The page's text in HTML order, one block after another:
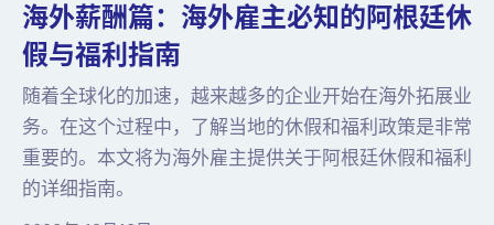
海外薪酬篇：海外雇主必知的阿根廷休
假与福利指南
随着全球化的加速，越来越多的企业开始在海外拓展业
务。在这个过程中，了解当地的休假和福利政策是非常
重要的。本文将为海外雇主提供关于阿根廷休假和福利
的详细指南。